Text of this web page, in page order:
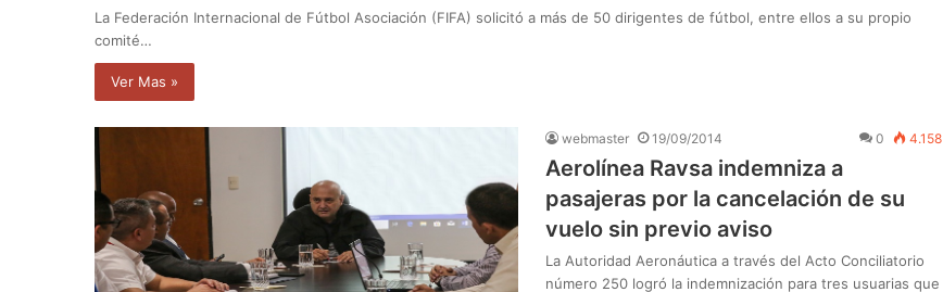
La Federación Internacional de Fútbol Asociación (FIFA) solicitó a más de 50 dirigentes de fútbol, entre ellos a su propio
comité…
Ver Mas »
webmaster 19/09/2014 0 4.158
Aerolínea Ravsa indemniza a
pasajeras por la cancelación de su
vuelo sin previo aviso
La Autoridad Aeronáutica a través del Acto Conciliatorio
número 250 logró la indemnización para tres usuarias que